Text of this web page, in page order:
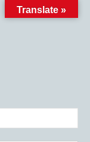
Translate »